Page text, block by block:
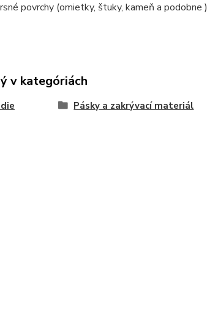
povrchy (omietky, štuky, kameň a podobne )
v kategóriách
Pásky a zakrývací materiál